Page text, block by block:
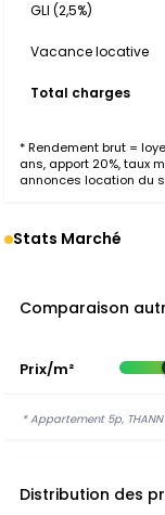
GLI (2,5%)
Vacance locative
Total charges
* Rendement brut =
ans, apport 20%, taux
annonces location du
Stats Marché
Comparaison
Prix/m²
* Appartement 5p,
Distribution des